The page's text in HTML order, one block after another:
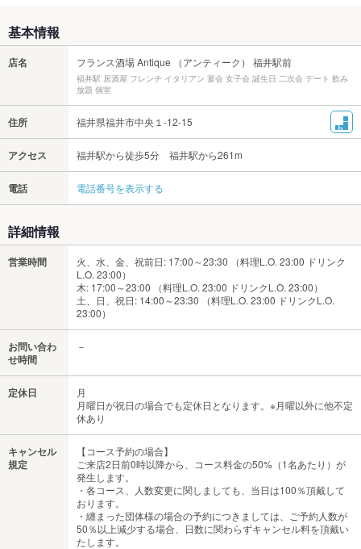
基本情報
店名 フランス酒場 Antique （アンティーク） 福井駅前
福井駅 居酒屋 フレンチ イタリアン 宴会 女子会 誕生日 二次会 デート 飲み
放題 個室
住所 福井県福井市中央１-12-15
アクセス 福井駅から徒歩5分 福井駅から261m
電話 電話番号を表示する
詳細情報
営業時間
火、水、金、祝前日: 17:00～23:30 （料理L.O. 23:00 ドリンク
L.O. 23:00）
木: 17:00～23:00 （料理L.O. 23:00 ドリンクL.O. 23:00）
土、日、祝日: 14:00～23:30 （料理L.O. 23:00 ドリンクL.O.
23:00）
お問い合わ
せ時間
－
定休日
月
月曜日が祝日の場合でも定休日となります。※月曜以外に他不定
休あり
キャンセル
規定
【コース予約の場合】
ご来店2日前0時以降から、コース料金の50%（1名あたり）が
発生します。
・各コース、人数変更に関しましても、当日は100％頂戴して
おります。
・纏まった団体様の場合の予約につきましては、ご予約人数が
50％以上減少する場合、日数に関わらずキャンセル料を頂戴い
たします。